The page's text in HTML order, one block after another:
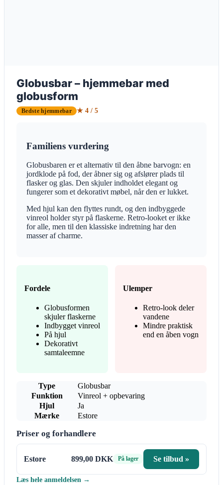
Globusbar – hjemmebar med
globusform
Bedste hjemmebar ★ 4 / 5
Familiens vurdering
Globusbaren er et alternativ til den åbne barvogn: en
jordklode på fod, der åbner sig og afslører plads til
flasker og glas. Den skjuler indholdet elegant og
fungerer som et dekorativt møbel, når den er lukket.
Med hjul kan den flyttes rundt, og den indbyggede
vinreol holder styr på flaskerne. Retro-looket er ikke
for alle, men til den klassiske indretning har den
masser af charme.
Fordele
Globusformen
skjuler flaskerne
Indbygget vinreol
På hjul
Dekorativt
samtaleemne
Ulemper
Retro-look deler
vandene
Mindre praktisk
end en åben vogn
Type
Globusbar
Funktion
Vinreol + opbevaring
Hjul
Ja
Mærke
Estore
Priser og forhandlere
Estore 899,00 DKK På lager Se tilbud »
Læs hele anmeldelsen →